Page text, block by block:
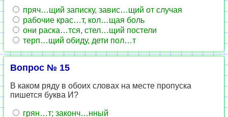
пряч…щий записку, завис…щий от случая
рабочие крас…т, кол…щая боль
они раска…тся, стел…щий постели
терп…щий обиду, дети пол…т
Вопрос № 15
В каком ряду в обоих словах на месте пропуска
пишется буква И?
грян…т; законч…нный